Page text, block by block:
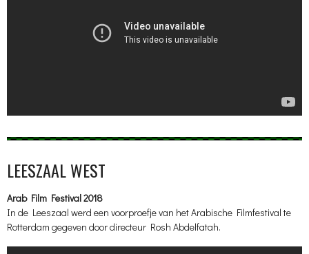
LEESZAAL WEST
Arab Film Festival 2018
In de Leeszaal werd een voorproefje van het Arabische Filmfestival te
Rotterdam gegeven door directeur Rosh Abdelfatah.